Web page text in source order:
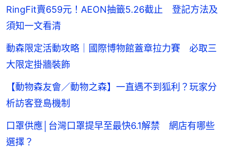
RingFit賣659元！AEON抽籤5.26截止 登記方法及
須知一文看清
動森限定活動攻略｜國際博物館蓋章拉力賽 必取三
大限定掛牆裝飾
【動物森友會／動物之森】一直遇不到狐利？玩家分
析訪客登島機制
口罩供應│台灣口罩提早至最快6.1解禁 網店有哪些
選擇？